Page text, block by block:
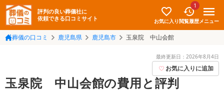
評判の良い葬儀社に
依頼できる口コミサイト
お気に入り
1
閲覧履歴メニュー
葬儀の口コミ 鹿児島県 鹿児島市 玉泉院 中山会館
最終更新日： 2026年8月4日
お気に入りに追加
玉泉院 中山会館の費用と評判